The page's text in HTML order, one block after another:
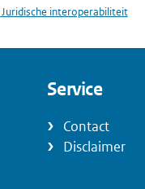
Juridische interoperabiliteit
Service
Contact
Disclaimer